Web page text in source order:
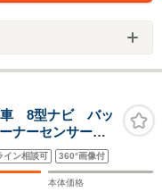
8型ナビ バッ
ナーセンサー
インチアルミ
イン相談可 360°画像付
本体価格